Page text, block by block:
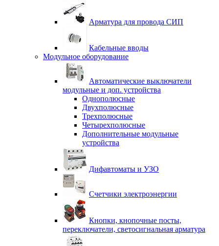
Арматура для провода СИП
Кабельные вводы
Модульное оборудование
Автоматические выключатели
модульные и доп. устройства
Однополюсные
Двухполюсные
Трехполюсные
Четырехполюсные
Дополнительные модульные
устройства
Дифавтоматы и УЗО
Счетчики электроэнергии
Кнопки, кнопочные посты,
переключатели, светосигнальная арматура